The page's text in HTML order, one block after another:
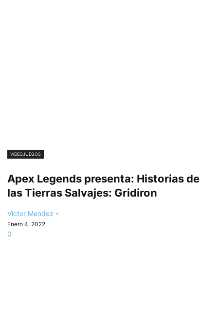
VIDEOJUEGOS
Apex Legends presenta: Historias de
las Tierras Salvajes: Gridiron
Victor Mendez -
Enero 4, 2022
0